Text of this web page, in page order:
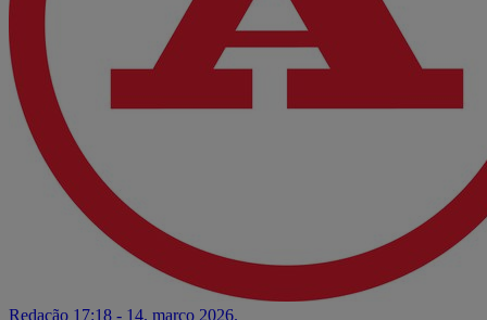
Redação 17:18 - 14. março 2026.